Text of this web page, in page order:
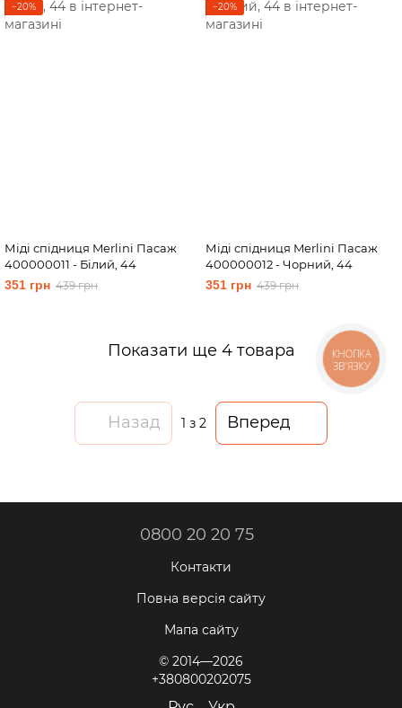
−20%
Міді спідниця Merlini Пасаж
400000011 - Білий, 44
351 грн 439 грн
−20%
Міді спідниця Merlini Пасаж
400000012 - Чорний, 44
351 грн 439 грн
Показати ще 4 товара
Назад 1 з 2 Вперед
0800 20 20 75
Контакти
Повна версія сайту
Мапа сайту
© 2014—2026
+380800202075
КНОПКА
ЗВ'ЯЗКУ